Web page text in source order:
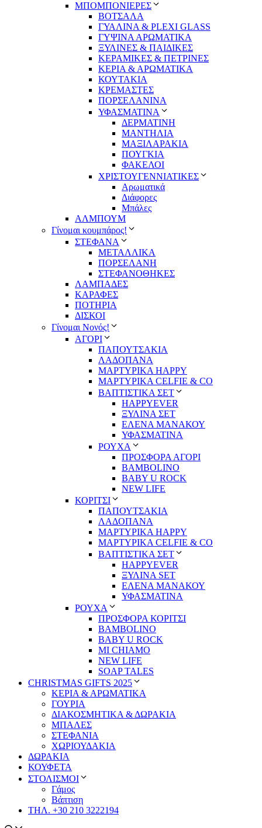
ΜΠΟΜΠΟΝΙΕΡΕΣ
ΒΟΤΣΑΛΑ
ΓΥΑΛΙΝΑ & PLEXI GLASS
ΓΥΨΙΝΑ ΑΡΩΜΑΤΙΚΑ
ΞΥΛΙΝΕΣ & ΠΑΙΔΙΚΕΣ
ΚΕΡΑΜΙΚΕΣ & ΠΕΤΡΙΝΕΣ
ΚΕΡΙΑ & ΑΡΩΜΑΤΙΚΑ
ΚΟΥΤΑΚΙΑ
ΚΡΕΜΑΣΤΕΣ
ΠΟΡΣΕΛΑΝΙΝΑ
ΥΦΑΣΜΑΤΙΝA
ΔΕΡΜΑΤΙΝΗ
ΜΑΝΤΗΛΙΑ
ΜΑΞΙΛΑΡΑΚΙΑ
ΠΟΥΓΚΙΑ
ΦΑΚΕΛΟΙ
ΧΡΙΣΤΟΥΓΕΝΝΙΑΤΙΚΕΣ
Αρωματικά
Διάφορες
Μπάλες
ΑΛΜΠΟΥΜ
Γίνομαι κουμπάρος!
ΣΤΕΦΑΝΑ
ΜΕΤΑΛΛΙΚΑ
ΠΟΡΣΕΛΑΝΗ
ΣΤΕΦΑΝΟΘΗΚΕΣ
ΛΑΜΠΑΔΕΣ
ΚΑΡΑΦΕΣ
ΠΟΤΗΡΙΑ
ΔΙΣΚΟΙ
Γίνομαι Νονός!
ΑΓΟΡΙ
ΠΑΠΟΥΤΣΑΚΙΑ
ΛΑΔΟΠΑΝΑ
ΜΑΡΤΥΡΙΚΑ HAPPY
ΜΑΡΤΥΡΙΚΑ CELFIE & CO
ΒΑΠΤΙΣΤΙΚΑ ΣΕΤ
HAPPYEVER
ΞΥΛΙΝΑ ΣΕΤ
ΕΛΕΝΑ ΜΑΝΑΚΟΥ
ΥΦΑΣΜΑΤΙΝΑ
ΡΟΥΧΑ
ΠΡΟΣΦΟΡΑ ΑΓΟΡΙ
BAMBOLINO
BABY U ROCK
NEW LIFE
ΚΟΡΙΤΣΙ
ΠΑΠΟΥΤΣΑΚΙΑ
ΛΑΔΟΠΑΝΑ
ΜΑΡΤΥΡΙΚΑ HAPPY
ΜΑΡΤΥΡΙΚΑ CELFIE & CO
ΒΑΠΤΙΣΤΙΚΑ ΣΕΤ
HAPPYEVER
ΞΥΛΙΝΑ SET
ΕΛΕΝΑ ΜΑΝΑΚΟΥ
ΥΦΑΣΜΑΤΙΝΑ
ΡΟΥΧΑ
ΠΡΟΣΦΟΡΑ ΚΟΡΙΤΣΙ
BAMBOLINO
BABY U ROCK
MI CHIAMO
NEW LIFE
SOAP TALES
CHRISTMAS GIFTS 2025
ΚΕΡΙΑ & ΑΡΩΜΑΤΙΚΑ
ΓΟΥΡΙΑ
ΔΙΑΚΟΣΜΗΤΙΚΑ & ΔΩΡΑΚΙΑ
ΜΠΑΛΕΣ
ΣΤΕΦΑΝΙΑ
ΧΩΡΙΟΥΔΑΚΙΑ
ΔΩΡΑΚΙΑ
ΚΟΥΦΕΤΑ
ΣΤΟΛΙΣΜΟΙ
Γάμος
Βάπτιση
ΤΗΛ. +30 210 3222194